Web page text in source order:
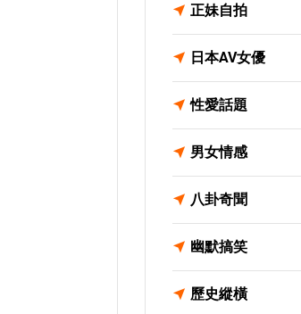
正妹自拍
日本AV女優
性愛話題
男女情感
八卦奇聞
幽默搞笑
歷史縱橫